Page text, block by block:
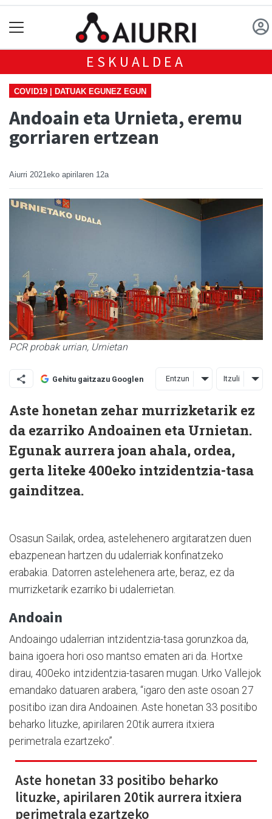
ESKUALDEA
COVID19 | DATUAK EGUNEZ EGUN
Andoain eta Urnieta, eremu
gorriaren ertzean
Aiurri 2021eko apirilaren 12a
PCR probak urrian, Urnietan
Gehitu gaitzazu Googlen Entzun Itzuli
Aste honetan zehar murrizketarik ez
da ezarriko Andoainen eta Urnietan.
Egunak aurrera joan ahala, ordea,
gerta liteke 400eko intzidentzia-tasa
gainditzea.
Osasun Sailak, ordea, astelehenero argitaratzen duen
ebazpenean hartzen du udalerriak konfinatzeko
erabakia. Datorren astelehenera arte, beraz, ez da
murrizketarik ezarriko bi udalerrietan.
Andoain
Andoaingo udalerrian intzidentzia-tasa gorunzkoa da,
baina igoera hori oso mantso ematen ari da. Hortxe
dirau, 400eko intzidentzia-tasaren mugan. Urko Vallejok
emandako datuaren arabera, “igaro den aste osoan 27
positibo izan dira Andoainen. Aste honetan 33 positibo
beharko lituzke, apirilaren 20tik aurrera itxiera
perimetrala ezartzeko”.
Aste honetan 33 positibo beharko
lituzke, apirilaren 20tik aurrera itxiera
perimetrala ezartzeko